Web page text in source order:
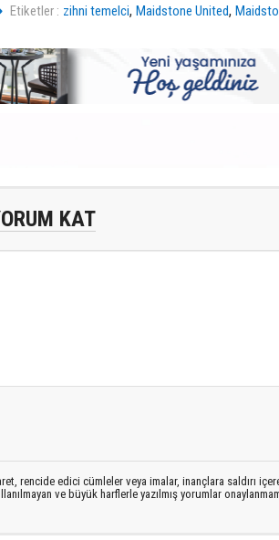
Etiketler : zihni temelci,Maidstone United,
KAT
rencide edici cümleler veya imalar, inançlara saldırı
ve büyük harflerle yazılmış yorumlar